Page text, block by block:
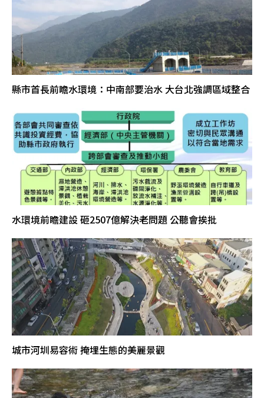
縣市首長前瞻水環境：中南部要治水 大台北強調區域整合
水環境前瞻建設 砸2507億解決老問題 公聽會挨批
城市河圳易容術 掩埋生態的美麗景觀